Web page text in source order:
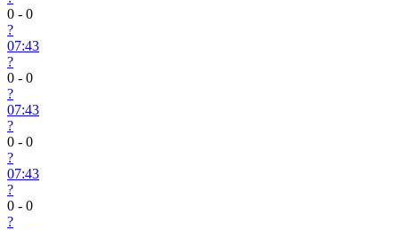
0 - 0
?
07:43
?
0 - 0
?
07:43
?
0 - 0
?
07:43
?
0 - 0
?